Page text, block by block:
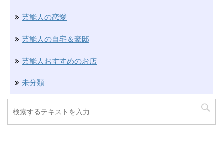
芸能人の恋愛
芸能人の自宅＆豪邸
芸能人おすすめのお店
未分類